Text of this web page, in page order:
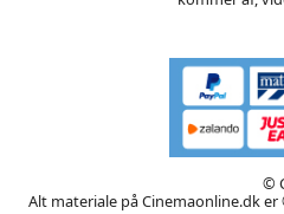
©
Alt materiale på Cinemaonline.dk